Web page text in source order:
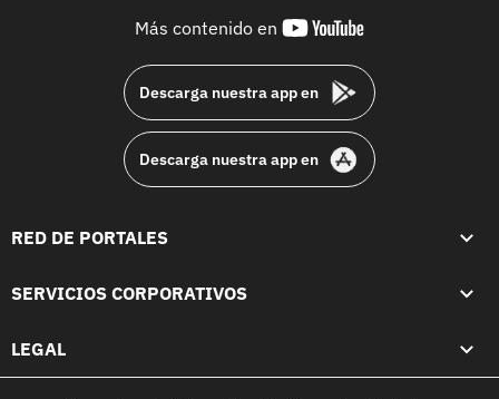
Más contenido en
youtube-
Descarga nuestra app en
Descarga nuestra app en
RED DE PORTALES
SERVICIOS CORPORATIVOS
LEGAL